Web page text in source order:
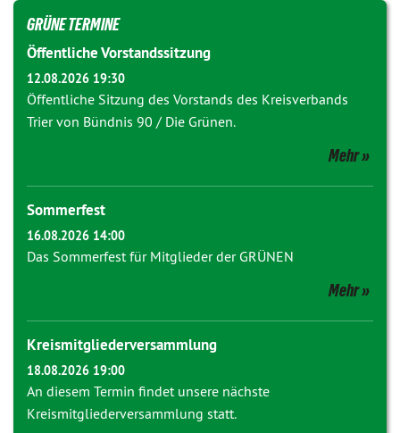
GRÜNE TERMINE
Öffentliche Vorstandssitzung
12.08.2026 19:30
Öffentliche Sitzung des Vorstands des Kreisverbands
Trier von Bündnis 90 / Die Grünen.
Mehr
Sommerfest
16.08.2026 14:00
Das Sommerfest für Mitglieder der GRÜNEN
Mehr
Kreismitgliederversammlung
18.08.2026 19:00
An diesem Termin findet unsere nächste
Kreismitgliederversammlung statt.